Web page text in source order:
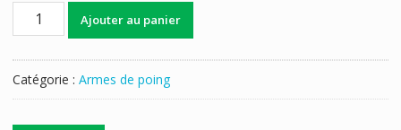
quantité
MAUSER/LUGER/FEG
Ajouter au panier
Catégorie : Armes de poing